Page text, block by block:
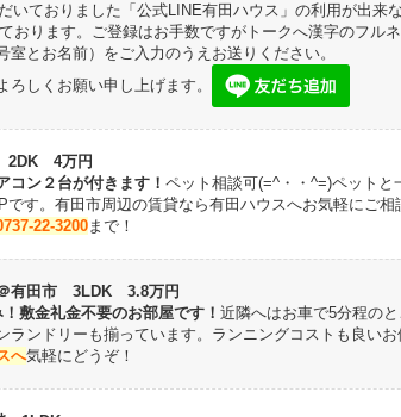
いておりました「公式LINE有田ハウス」の利用が出来
おります。ご登録はお手数ですがトークへ漢字のフル
とお名前）をご入力のうえお送りください。
しくお願い申し上げます。
2DK 4万円
コン２台が付きます！ ペット相談可(=^・・^=)ペットと
す。有田市周辺の賃貸なら有田ハウスへお気軽にご相
22-3200まで！
有田市 3LDK 3.8万円
敷金礼金不要のお部屋です！ 近隣へはお車で5分程の
ランドリーも揃っています。ランニングコストも良い
へ気軽にどうぞ！